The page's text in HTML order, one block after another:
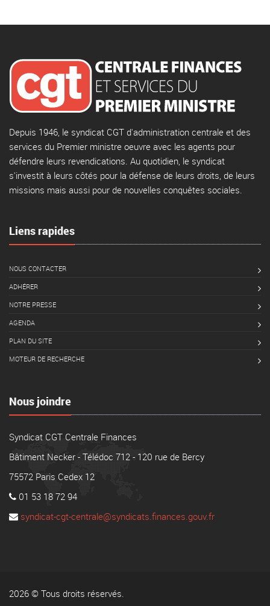
Depuis 1946, le syndicat CGT d'administration centrale et des
services du Premier ministre oeuvre avec les agents pour
défendre leurs revendications. Au quotidien, le syndicat
s'investit à leurs côtés pour la défense de leurs droits, de leurs
missions mais aussi pour de nouvelles conquêtes sociales.
Liens rapides
NOUS CONTACTER
ADHÉRER
NOTRE PRESSE
AGENDA
PLAN DU SITE
MOTEUR DE RECHERCHE
Nous joindre
Syndicat CGT Centrale Finances
Bâtiment Necker - Télédoc 712 - 120 rue de Bercy
75572 Paris Cedex 12
01 53 18 72 94
syndicat-cgt-centrale@syndicats.finances.gouv.fr
2026 © Tous droits réservés.